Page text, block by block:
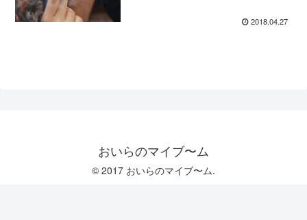
2018.04.27
おいらのマイブ〜ム
© 2017 おいらのマイブ〜ム.